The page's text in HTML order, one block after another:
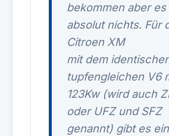
bekommen aber es
absolut nichts. Für
Citroen XM
mit dem
tupfengleichen V6
123Kw (wird auch
oder UFZ und SFZ
genannt) gibt es ein